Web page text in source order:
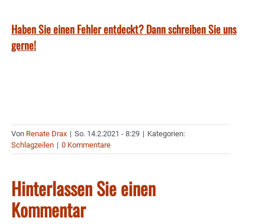
Haben Sie einen Fehler entdeckt? Dann schreiben Sie uns
gerne!
Von Renate Drax | So. 14.2.2021 - 8:29 | Kategorien:
Schlagzeilen | 0 Kommentare
Hinterlassen Sie einen
Kommentar